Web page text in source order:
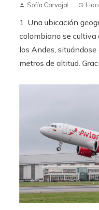
Sofía Carvajal
1. Una ubicación
colombiano se cultiva
los Andes,
metros de altitud.